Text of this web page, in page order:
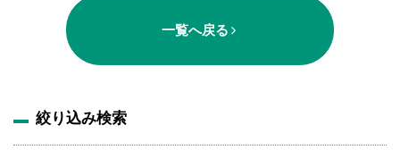
一覧へ戻る
絞り込み検索